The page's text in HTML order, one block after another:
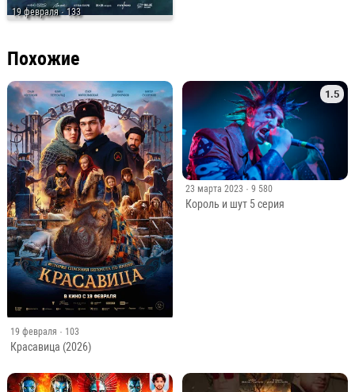
19 февраля· 133
Похожие
19 февраля · 103
Красавица (2026)
1.5
23 марта 2023 · 9 580
Король и шут 5 серия